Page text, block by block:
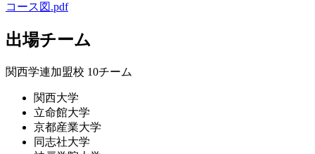
コース図.pdf
出場チーム
関西学連加盟校 10チーム
関西大学
立命館大学
京都産業大学
同志社大学